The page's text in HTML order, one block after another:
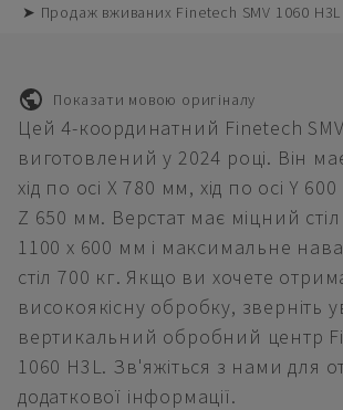
➤ Продаж вживаних Finetech SMV 1060
Показати мовою оригіналу
Цей 4-координатний Finetech
виготовлений у 2024 році. Він
хід по осі X 780 мм, хід по осі Y 600
Z 650 мм. Верстат має міцний
1100 x 600 мм і максимальне
стіл 700 кг. Якщо ви хочете
високоякісну обробку, зверніть
вертикальний обробний центр
1060 H3L. Зв'яжіться з нами для
додаткової інформації.